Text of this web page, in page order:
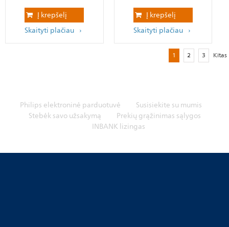
Į krepšelį
Skaityti plačiau
Į krepšelį
Skaityti plačiau
1 2 3 Kitas
Philips elektroninė parduotuvė
Susisiekite su mumis
Stebėk savo užsakymą
Prekių grąžinimas sąlygos
INBANK lizingas